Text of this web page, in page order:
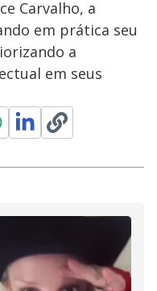
Carvalho, a
em prática seu
a
em seus